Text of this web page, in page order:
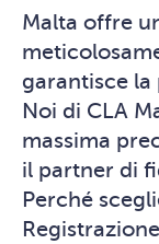
Malta offre
garantisce
Noi di CLA
massima
il partner di
Perché